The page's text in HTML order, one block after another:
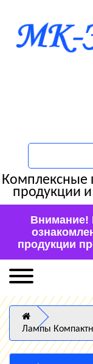
Комплексные
продукции
Внимание!
продукции
Лампы